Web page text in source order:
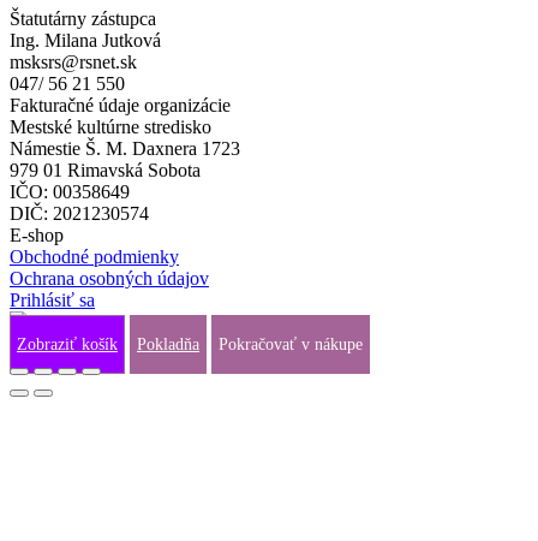
Štatutárny zástupca
Ing. Milana Jutková
msksrs@rsnet.sk
047/ 56 21 550
Fakturačné údaje organizácie
Mestské kultúrne stredisko
Námestie Š. M. Daxnera 1723
979 01 Rimavská Sobota
IČO: 00358649
DIČ: 2021230574
E-shop
Obchodné podmienky
Ochrana osobných údajov
Prihlásiť sa
Zobraziť košík Pokladňa Pokračovať v nákupe